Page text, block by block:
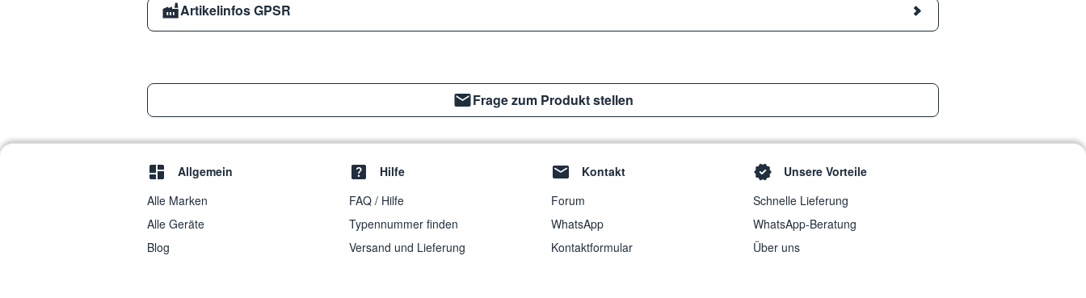
Artikelinfos GPSR
Frage zum Produkt stellen
Allgemein
Alle Marken
Alle Geräte
Blog
Hilfe
FAQ / Hilfe
Typennummer finden
Versand und Lieferung
Kontakt
Forum
WhatsApp
Kontaktformular
Unsere Vorteile
Schnelle Lieferung
WhatsApp-Beratung
Über uns